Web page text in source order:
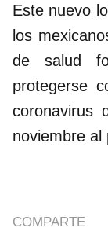
Este nuevo
los
de salud
protegerse
coronavirus
noviembre al
COMPARTE